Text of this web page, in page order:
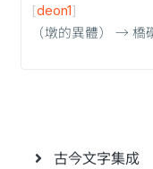
[deon1]
（墩的異體） → 橋
古今文字集成